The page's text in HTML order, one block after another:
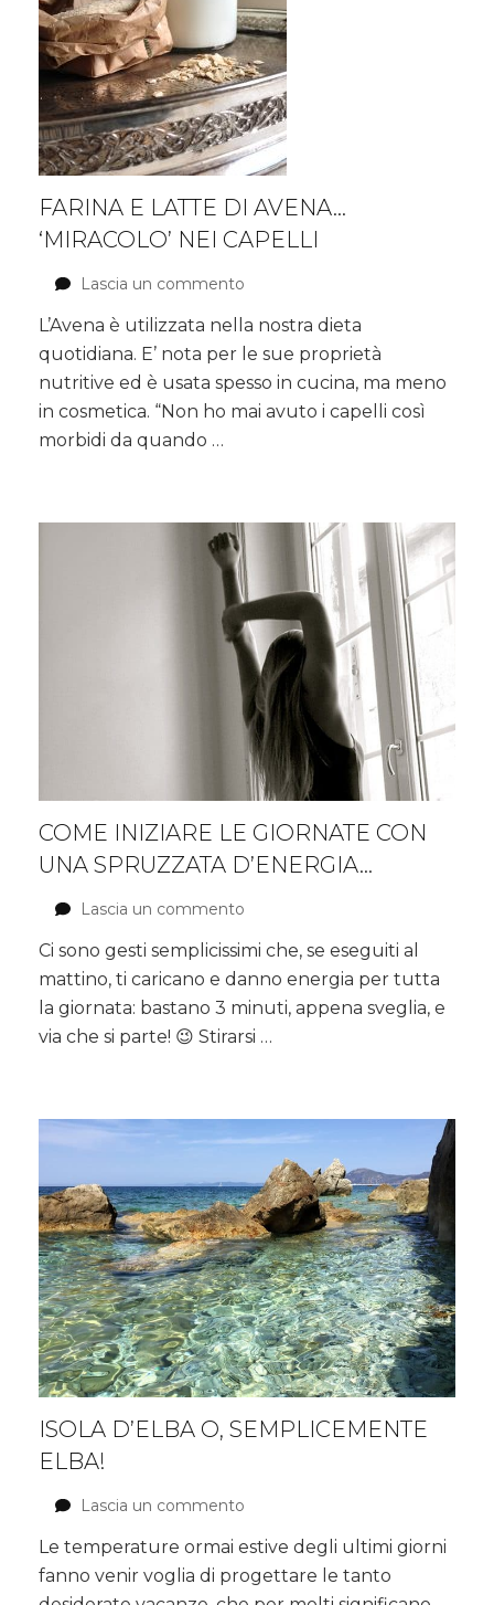
FARINA E LATTE DI AVENA…
‘MIRACOLO’ NEI CAPELLI
Lascia un commento
e
Latte
di
Avena…
‘miracolo’
L’Avena è utilizzata nella nostra dieta
quotidiana. E’ nota per le sue proprietà
nutritive ed è usata spesso in cucina, ma meno
in cosmetica. “Non ho mai avuto i capelli così
morbidi da quando …
COME INIZIARE LE GIORNATE CON
UNA SPRUZZATA D’ENERGIA…
Lascia un commento
iniziare
le
giornate
con
una
Ci sono gesti semplicissimi che, se eseguiti al
mattino, ti caricano e danno energia per tutta
la giornata: bastano 3 minuti, appena sveglia, e
via che si parte! 😉 Stirarsi …
ISOLA D’ELBA O, SEMPLICEMENTE
ELBA!
Lascia un commento
D’ELBA
O,
SEMPLICEMENTE
Le temperature ormai estive degli ultimi giorni
fanno venir voglia di progettare le tanto